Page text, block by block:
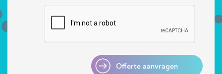
Offerte aanvragen